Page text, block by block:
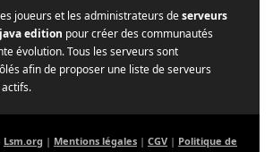
joueurs et les administrateurs deserveurs
edition pour créer des communautés
évolution. Tous les serveurs sont
afin de proposer une liste de serveurs
Lsm.org | Mentions légales | CGV | Politique de